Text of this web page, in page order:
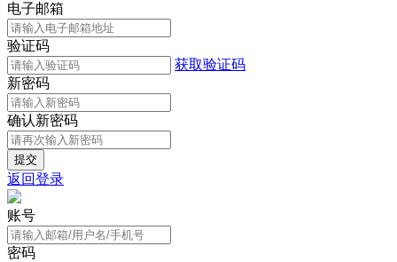
电子邮箱
验证码
获取验证码
新密码
确认新密码
返回登录
账号
密码